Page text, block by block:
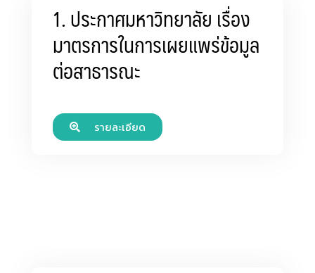
1. ประกาศมหาวิทยาลัย เรื่อง
มาตรการในการเผยแพร่ข้อมูล
ต่อสาธารณะ
รายละเอียด